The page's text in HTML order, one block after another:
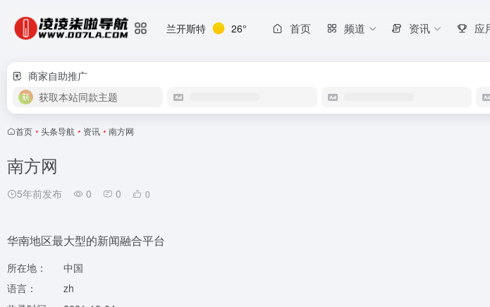
兰开斯特 26° 首页 频道 资讯 应
商家自助推广
获取本站同款主题
首页 • 头条导航 • 资讯 • 南方网
南方网
5年前发布 0 0 0
华南地区最大型的新闻融合平台
所在地：
中国
语言：
zh